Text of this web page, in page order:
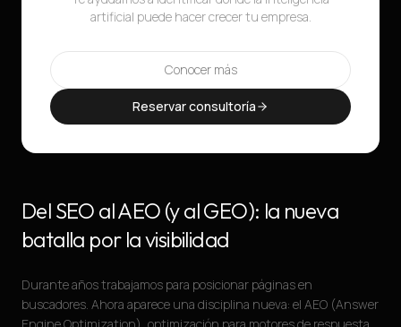
artificial puede hacer crecer tu empresa.
Conocer más
Reservar consultoría
Del SEO al AEO (y al GEO): la nueva
batalla por la visibilidad
Durante años trabajamos para posicionar páginas en
buscadores. Ahora aparece una disciplina nueva: el AEO (Answer
Engine Optimization), optimización para motores de respuesta,